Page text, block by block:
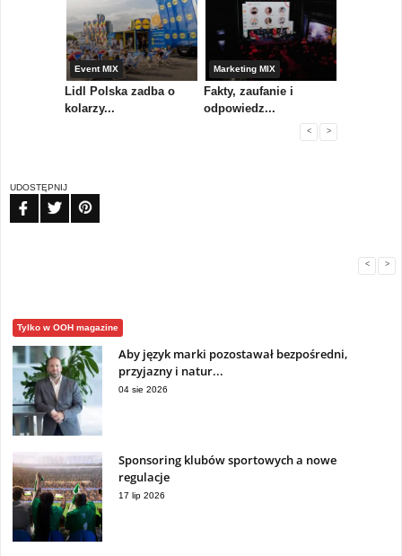
Event MIX
Lidl Polska zadba o
kolarzy...
Marketing MIX
Fakty, zaufanie i
odpowiedz...
< >
UDOSTĘPNIJ
< >
Tylko w OOH magazine
Aby język marki pozostawał bezpośredni,
przyjazny i natur...
04 sie 2026
Sponsoring klubów sportowych a nowe
regulacje
17 lip 2026